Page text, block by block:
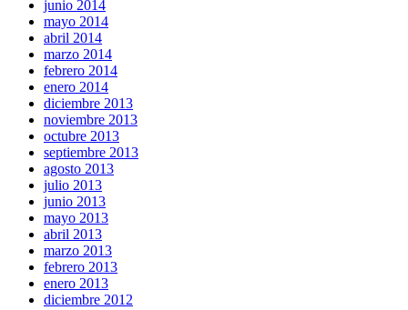
junio 2014
mayo 2014
abril 2014
marzo 2014
febrero 2014
enero 2014
diciembre 2013
noviembre 2013
octubre 2013
septiembre 2013
agosto 2013
julio 2013
junio 2013
mayo 2013
abril 2013
marzo 2013
febrero 2013
enero 2013
diciembre 2012